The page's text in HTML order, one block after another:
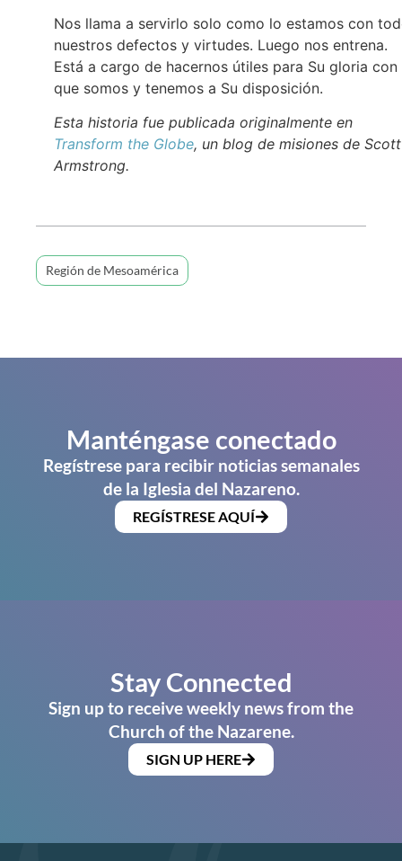
Nos llama a servirlo solo como lo estamos con
nuestros defectos y virtudes. Luego nos entrena.
Está a cargo de hacernos útiles para Su gloria con
que somos y tenemos a Su disposición.
Esta historia fue publicada originalmente en
Transform the Globe, un blog de misiones de Scott
Armstrong.
Región de Mesoamérica
Manténgase conectado
Regístrese para recibir noticias semanales
de la Iglesia del Nazareno.
REGÍSTRESE AQUÍ
Stay Connected
Sign up to receive weekly news from the
Church of the Nazarene.
SIGN UP HERE